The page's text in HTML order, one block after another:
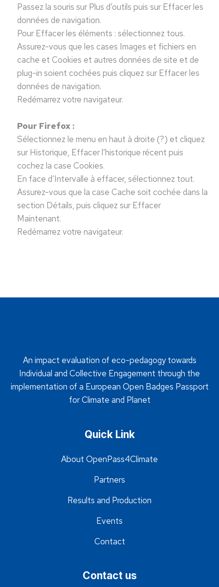
Passez la souris sur Plus d’outils puis sur Effacer les
données de navigation.
Pour Effacer les éléments : sélectionnez tous.
Assurez-vous que les cases Images et fichiers en
cache et Cookies et autres données de site et de
plug-in soient cochées puis cliquez sur Effacer les
données de navigation.
Redémarrez votre navigateur.
Pour Firefox :
Sélectionnez le menu en haut à droite (?) et cliquez
sur Historique, Effacer l’historique récent puis
cochez la case Cookies.
En face d’Intervalle à effacer, sélectionnez tout.
Assurez-vous que la case Cache soit cochée dans la
section Détails, puis cliquez sur Effacer
Maintenant.
Redémarrez votre navigateur.
An impact evaluation of eco-pedagogy towards
Individual and Collective Engagement through the
implementation of a European Open Badges Passport
for Climate and Planet
Quick Link
About OpenPass4Climate
Partners
Results and Production
Events
Contact
Contact us